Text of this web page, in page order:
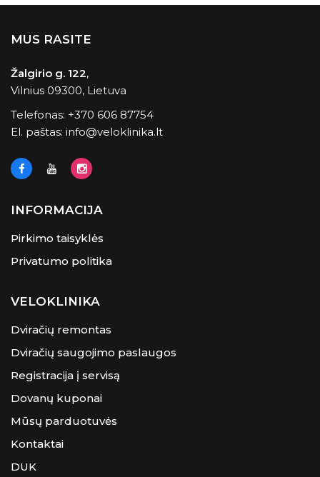
MUS RASITE
Žalgirio g. 122,
Vilnius 09300, Lietuva
Telefonas: +370 606 87754
El. paštas: info@veloklinika.lt
INFORMACIJA
Pirkimo taisyklės
Privatumo politika
VELOKLINIKA
Dviračių remontas
Dviračių saugojimo paslaugos
Registracija į servisą
Dovanų kuponai
Mūsų parduotuvės
Kontaktai
DUK